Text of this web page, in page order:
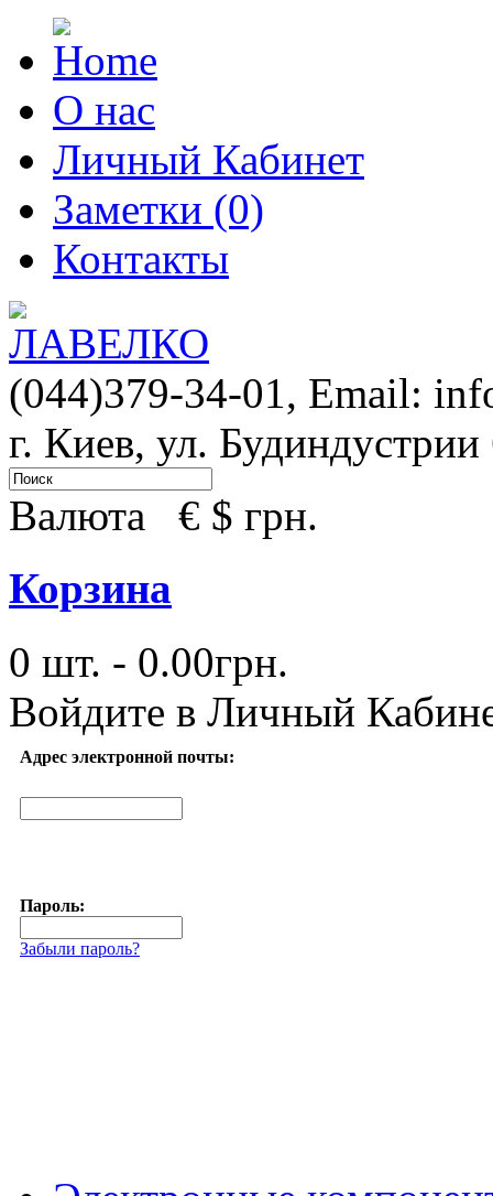
О нас
Личный Кабинет
Заметки (0)
Контакты
(044)379-34-01, Email:
г. Киев, ул. Будиндустрии
Валюта € $ грн.
Корзина
0 шт. - 0.00грн.
Войдите в Личный
Адрес электронной почты:
Пароль:
Забыли пароль?